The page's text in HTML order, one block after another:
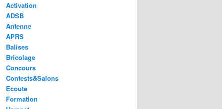
Activation
ADSB
Antenne
APRS
Balises
Bricolage
Concours
Contests&Salons
Ecoute
Formation